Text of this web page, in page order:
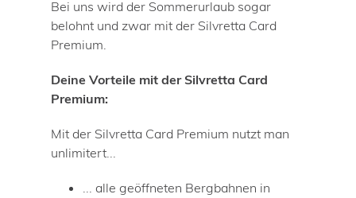
Bei uns wird der Sommerurlaub sogar
belohnt und zwar mit der Silvretta Card
Premium.
Deine Vorteile mit der Silvretta Card
Premium:
Mit der Silvretta Card Premium nutzt man
unlimitert...
... alle geöffneten Bergbahnen in